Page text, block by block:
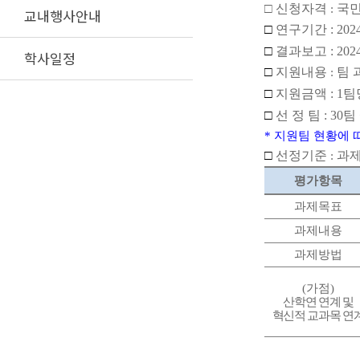
교내행사안내
학사일정
□ 신청자격 : 국
□ 연구기간 :
□ 결과보고 :
□ 지원내용 : 팀
□ 지원금액 : 1
□ 선 정 팀 : 30팀
* 지원팀 현황에
□ 선정기준 : 과
평가항목
과제목표
과제내용
과제방법
(가점)
산학연 연계 및
혁신적 교과목 연